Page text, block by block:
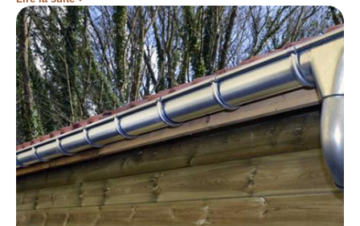
projets, vous bénéficierez de tarifs compétitifs adaptés à
votre budget. Nous attendons avec enthousiasme la
perspective de collaborer avec vous. Optez pour notre
expertise et notre engagement envers la qualité du
travail. Votre appel est important pour nous, et nous
sommes impatients de le recevoir! Estimation gratuite,
appelez-nous vite.